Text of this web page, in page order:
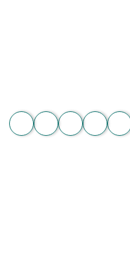
ĐĂNG KÝ NHẬN